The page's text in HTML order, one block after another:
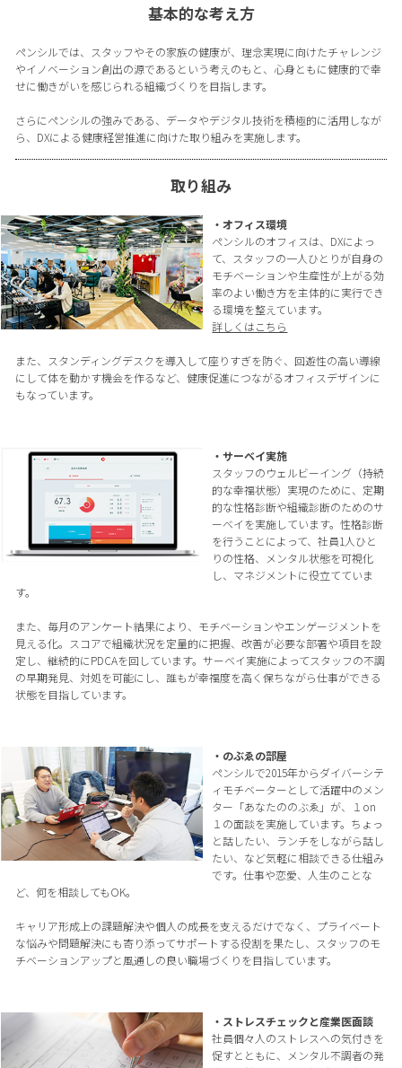
基本的な考え方
ペンシルでは、スタッフやその家族の健康が、理念実現に向けたチャレンジ
やイノベーション創出の源であるという考えのもと、心身ともに健康的で幸
せに働きがいを感じられる組織づくりを目指します。
さらにペンシルの強みである、データやデジタル技術を積極的に活用しなが
ら、DXによる健康経営推進に向けた取り組みを実施します。
取り組み
・オフィス環境
ペンシルのオフィスは、DXによっ
て、スタッフの一人ひとりが自身の
モチベーションや生産性が上がる効
率のよい働き方を主体的に実行でき
る環境を整えています。
詳しくはこちら
また、スタンディングデスクを導入して座りすぎを防ぐ、回遊性の高い導線
にして体を動かす機会を作るなど、健康促進につながるオフィスデザインに
もなっています。
・サーベイ実施
スタッフのウェルビーイング（持続
的な幸福状態）実現のために、定期
的な性格診断や組織診断のためのサ
ーベイを実施しています。性格診断
を行うことによって、社員1人ひと
りの性格、メンタル状態を可視化
し、マネジメントに役立てていま
す。
また、毎月のアンケート結果により、モチベーションやエンゲージメントを
見える化。スコアで組織状況を定量的に把握、改善が必要な部署や項目を設
定し、継続的にPDCAを回しています。サーベイ実施によってスタッフの不調
の早期発見、対処を可能にし、誰もが幸福度を高く保ちながら仕事ができる
状態を目指しています。
・のぶゑの部屋
ペンシルで2015年からダイバーシテ
ィモチベーターとして活躍中のメン
ター「あなたののぶゑ」が、１on
１の面談を実施しています。ちょっ
と話したい、ランチをしながら話し
たい、など気軽に相談できる仕組み
です。仕事や恋愛、人生のことな
ど、何を相談してもOK。
キャリア形成上の課題解決や個人の成長を支えるだけでなく、プライベート
な悩みや問題解決にも寄り添ってサポートする役割を果たし、スタッフのモ
チベーションアップと風通しの良い職場づくりを目指しています。
・ストレスチェックと産業医面談
社員個々人のストレスへの気付きを
促すとともに、メンタル不調者の発